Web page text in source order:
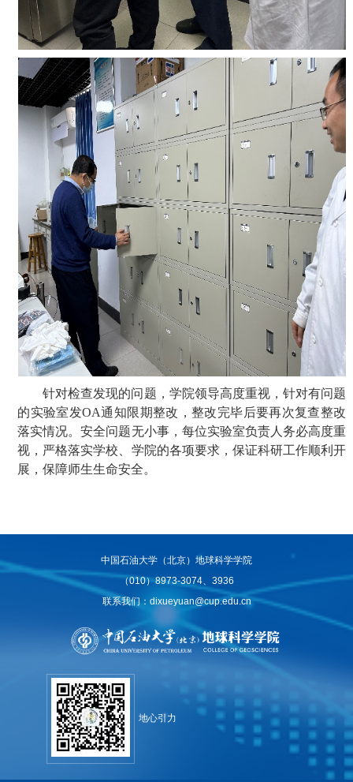
针对检查发现的问题，学院领导高度重视，针对有问题
的实验室发OA通知限期整改，整改完毕后要再次复查整改
落实情况。安全问题无小事，每位实验室负责人务必高度重
视，严格落实学校、学院的各项要求，保证科研工作顺利开
展，保障师生生命安全。
中国石油大学（北京）地球科学学院
（010）8973-3074、3936
联系我们：dixueyuan@cup.edu.cn
地心引力